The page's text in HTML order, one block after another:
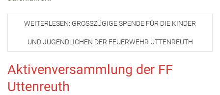
WEITERLESEN: GROSSZÜGIGE SPENDE FÜR DIE KINDER U
ND JUGENDLICHEN DER FEUERWEHR UTTENREUTH
Aktivenversammlung der FF
Uttenreuth